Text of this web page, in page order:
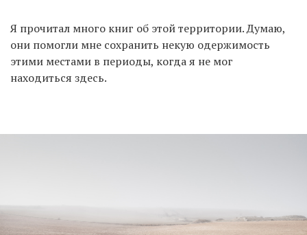
Я прочитал много книг об этой территории. Думаю,
они помогли мне сохранить некую одержимость
этими местами в периоды, когда я не мог
находиться здесь.